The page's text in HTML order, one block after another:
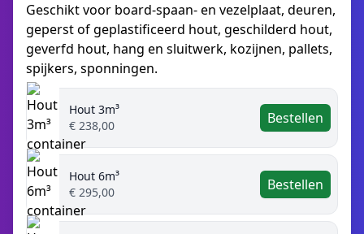
Geschikt voor board-spaan- en vezelplaat, deuren,
geperst of geplastificeerd hout, geschilderd hout,
geverfd hout, hang en sluitwerk, kozijnen, pallets,
spijkers, sponningen.
Hout 3m³
€ 238,00
Bestellen
Hout 6m³
€ 295,00
Bestellen